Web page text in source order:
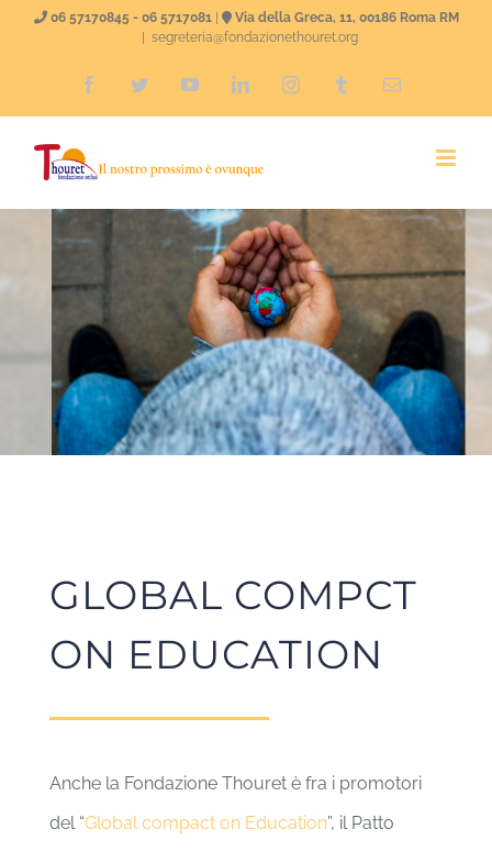
Salta
06 57170845 - 06 5717081|
Via della Greca, 11, 00186 Roma RM
segreteria@fondazionethouret.org
FacebookTwitterYouTubeLinkedInInstagramTumblrEmail
GLOBAL COMPCT
ON EDUCATION
Anche la Fondazione Thouret è fra i promotori
del “Global compact on Education”, il Patto